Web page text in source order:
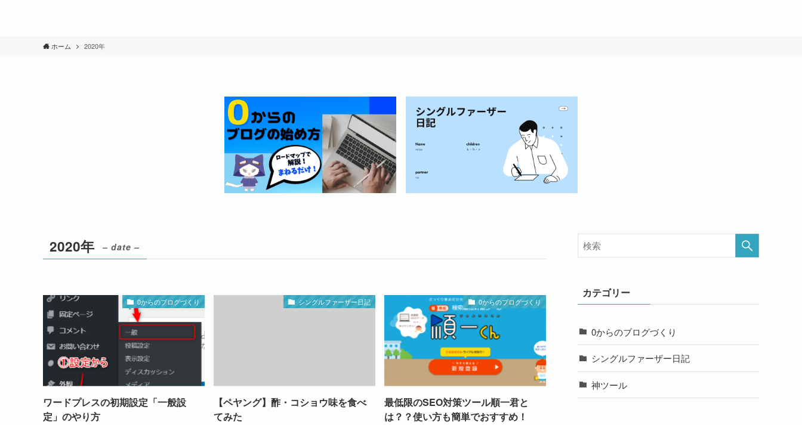
ホーム 2020年
2020年 – date –
0からのブログづくり
ワードプレスの初期設定「一般設
定」のやり方
シングルファーザー日記
【ペヤング】酢・コショウ味を食べ
てみた
0からのブログづくり
最低限のSEO対策ツール順一君と
は？？使い方も簡単でおすすめ！
カテゴリー
0からのブログづくり
シングルファーザー日記
神ツール